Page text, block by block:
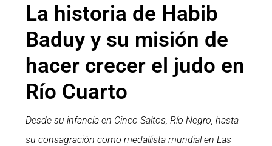
La historia de Habib
Baduy y su misión de
hacer crecer el judo en
Río Cuarto
Desde su infancia en Cinco Saltos, Río Negro, hasta
su consagración como medallista mundial en Las